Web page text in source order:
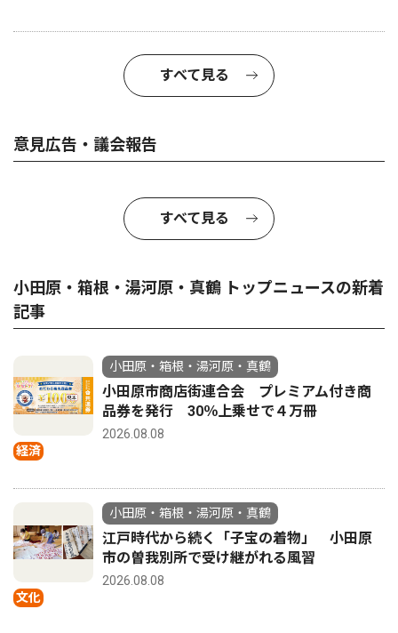
すべて見る
意見広告・議会報告
すべて見る
小田原・箱根・湯河原・真鶴 トップニュースの新着
記事
経済
小田原・箱根・湯河原・真鶴
小田原市商店街連合会 プレミアム付き商
品券を発行 30％上乗せで４万冊
2026.08.08
文化
小田原・箱根・湯河原・真鶴
江戸時代から続く「子宝の着物」 小田原
市の曽我別所で受け継がれる風習
2026.08.08